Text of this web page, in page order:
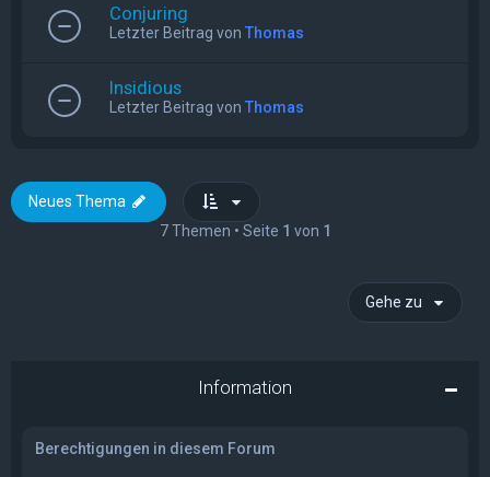
Conjuring
Letzter Beitrag von Thomas
Insidious
Letzter Beitrag von Thomas
Neues Thema
7 Themen • Seite 1 von 1
Gehe zu
Information
Berechtigungen in diesem Forum